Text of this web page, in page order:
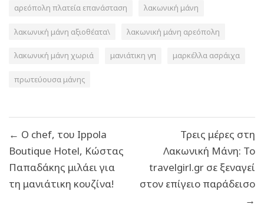
αρεόπολη πλατεία επανάσταση λακωνική μάνη
λακωνική μάνη αξιοθέατα\ λακωνική μάνη αρεόπολη
λακωνική μάνη χωριά μανιάτικη γη μαρκέλλα ασράιχα
πρωτεύουσα μάνης
άρθρων
← Ο chef, του Ippola
Boutique Hotel, Κώστας
Παπαδάκης μιλάει για
τη μανιάτικη κουζίνα!
Τρεις μέρες στη
Λακωνική Μάνη: Το
travelgirl.gr σε ξεναγεί
στον επίγειο παράδεισο
→